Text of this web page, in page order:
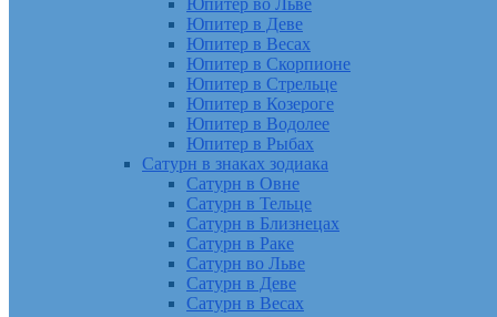
Юпитер во Льве
Юпитер в Деве
Юпитер в Весах
Юпитер в Скорпионе
Юпитер в Стрельце
Юпитер в Козероге
Юпитер в Водолее
Юпитер в Рыбах
Сатурн в знаках зодиака
Сатурн в Овне
Сатурн в Тельце
Сатурн в Близнецах
Сатурн в Раке
Сатурн во Льве
Сатурн в Деве
Сатурн в Весах